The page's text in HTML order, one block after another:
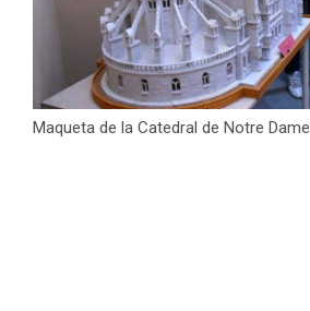
Maqueta de la Catedral de Notre Dame